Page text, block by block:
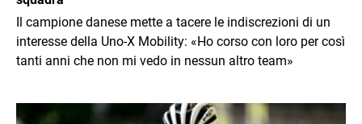
Il campione danese mette a tacere le indiscrezioni di un
interesse della Uno-X Mobility: «Ho corso con loro per così
tanti anni che non mi vedo in nessun altro team»
Immagine